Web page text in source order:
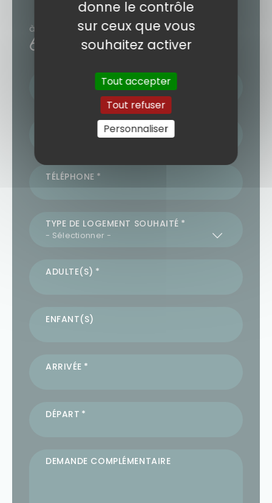
à partir de
658€ / personne
NOM / PRÉNOM
ADRESSE MAIL
TÉLÉPHONE
TYPE DE LOGEMENT SOUHAITÉ
ADULTE(S)
ENFANT(S)
ARRIVÉE
DÉPART
DEMANDE COMPLÉMENTAIRE
donne le contrôle
sur ceux que vous
souhaitez activer
Tout accepter
Tout refuser
Personnaliser